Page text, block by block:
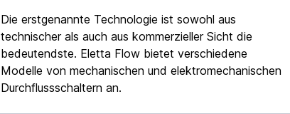
Die erstgenannte Technologie ist sowohl aus
technischer als auch aus kommerzieller Sicht die
bedeutendste. Eletta Flow bietet verschiedene
Modelle von mechanischen und elektromechanischen
Durchflussschaltern an.